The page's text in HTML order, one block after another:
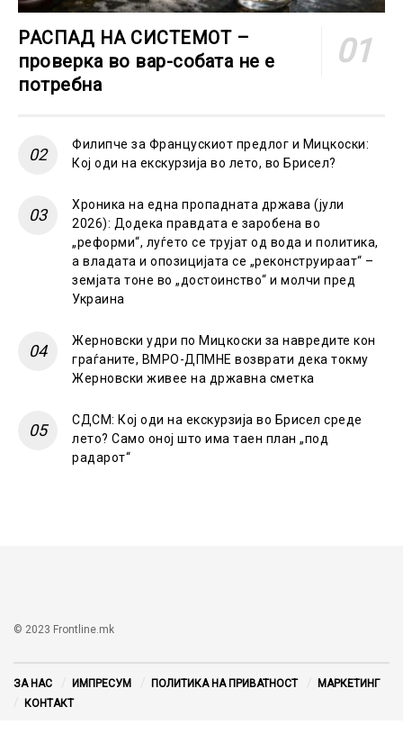
РАСПАД НА СИСТЕМОТ –
проверка во вар-собата не е
потребна
Филипче за Францускиот предлог и Мицкоски:
Кој оди на екскурзија во лето, во Брисел?
Хроника на една пропадната држава (јули
2026): Додека правдата е заробена во
„реформи“, луѓето се трујат од вода и политика,
а владата и опозицијата се „реконструираат“ –
земјата тоне во „достоинство“ и молчи пред
Украина
Жерновски удри по Мицкоски за навредите кон
граѓаните, ВМРО-ДПМНЕ возврати дека токму
Жерновски живее на државна сметка
СДСМ: Кој оди на екскурзија во Брисел среде
лето? Само оној што има таен план „под
радарот“
© 2023 Frontline.mk
ЗА НАС ИМПРЕСУМ ПОЛИТИКА НА ПРИВАТНОСТ
МАРКЕТИНГ
КОНТАКТ